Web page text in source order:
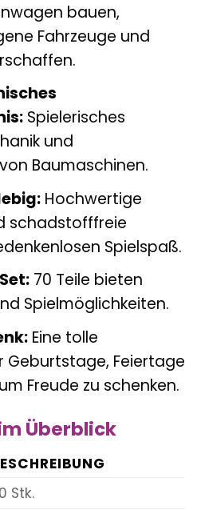
bauen,
Fahrzeuge und
Spielerisches
und
Baumaschinen.
Hochwertige
schadstofffreie
Spielspaß.
70 Teile bieten
Spielmöglichkeiten.
Eine tolle
Geburtstage, Feiertage
Freude zu schenken.
Überblick
Stk.